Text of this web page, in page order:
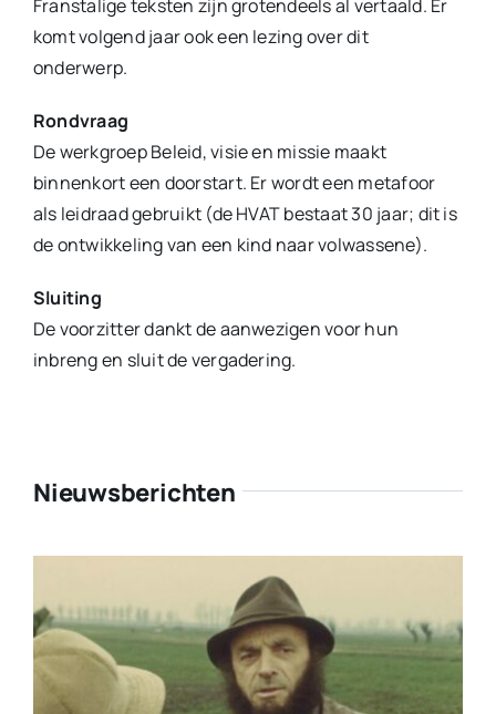
Franstalige teksten zijn grotendeels al vertaald. Er
komt volgend jaar ook een lezing over dit
onderwerp.
Rondvraag
De werkgroep Beleid, visie en missie maakt
binnenkort een doorstart. Er wordt een metafoor
als leidraad gebruikt (de HVAT bestaat 30 jaar; dit is
de ontwikkeling van een kind naar volwassene).
Sluiting
De voorzitter dankt de aanwezigen voor hun
inbreng en sluit de vergadering.
Nieuwsberichten